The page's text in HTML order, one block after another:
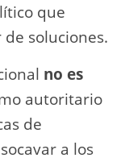
que
soluciones.
no es
autoritario
de
a los